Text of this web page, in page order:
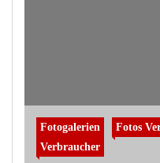
Fotogalerien Fotos
Verbraucher